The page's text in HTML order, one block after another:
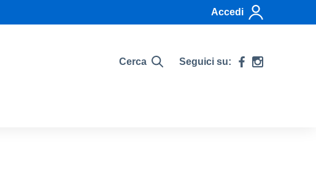
Accedi
Cerca Seguici su: